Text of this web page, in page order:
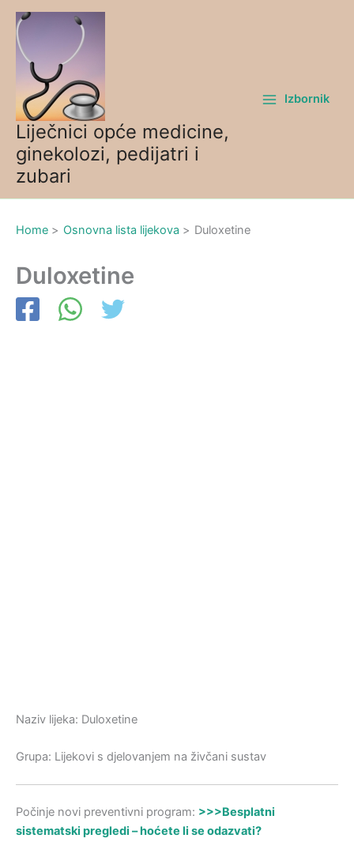
Skip
content
Liječnici opće medicine,
ginekolozi, pedijatri i
zubari
Izbornik
Home Osnovna lista lijekova Duloxetine
Duloxetine
Naziv lijeka: Duloxetine
Grupa: Lijekovi s djelovanjem na živčani sustav
Počinje novi preventivni program: >>>Besplatni
sistematski pregledi – hoćete li se odazvati?